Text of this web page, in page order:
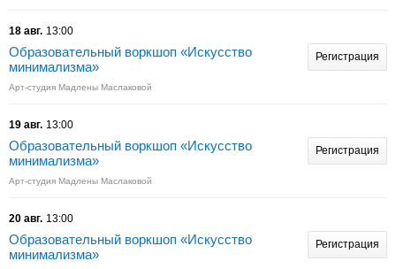
18 авг. 13:00
Образовательный воркшоп «Искусство
минимализма»
Арт-студия Мадлены Маслаковой
Регистрация
19 авг. 13:00
Образовательный воркшоп «Искусство
минимализма»
Арт-студия Мадлены Маслаковой
Регистрация
20 авг. 13:00
Образовательный воркшоп «Искусство
минимализма»
Регистрация